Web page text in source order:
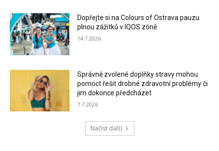
Dopřejte si na Colours of Ostrava pauzu
plnou zážitků v IQOS zóně
14.7.2026
Správně zvolené doplňky stravy mohou
pomoct řešit drobné zdravotní problémy či
jim dokonce předcházet
7.7.2026
Načíst další